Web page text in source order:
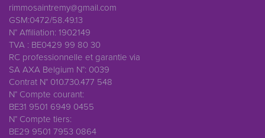
rimmosaintremy@gmail.com
GSM:0472/58.49.13
N° Affiliation: 1902149
TVA : BE0429 99 80 30
RC professionnelle et garantie via
SA AXA Belgium N°: 0039
Contrat N° 010.730.477 548
N° Compte courant:
BE31 9501 6949 0455
N° Compte tiers:
BE29 9501 7953 0864